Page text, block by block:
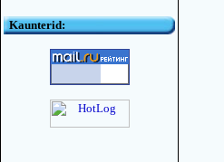
Kaunterid: